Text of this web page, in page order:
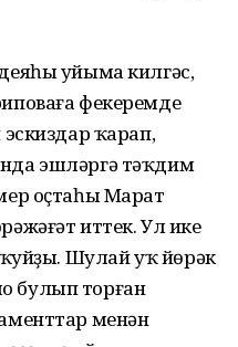
уйыма килгәс,
фекеремде
ҡарап,
эшләргә тәҡдим
оҫтаһы Марат
иттек. Ул ике
ҡуйҙы. Шулай уҡ йөрәк
булып торған
менән